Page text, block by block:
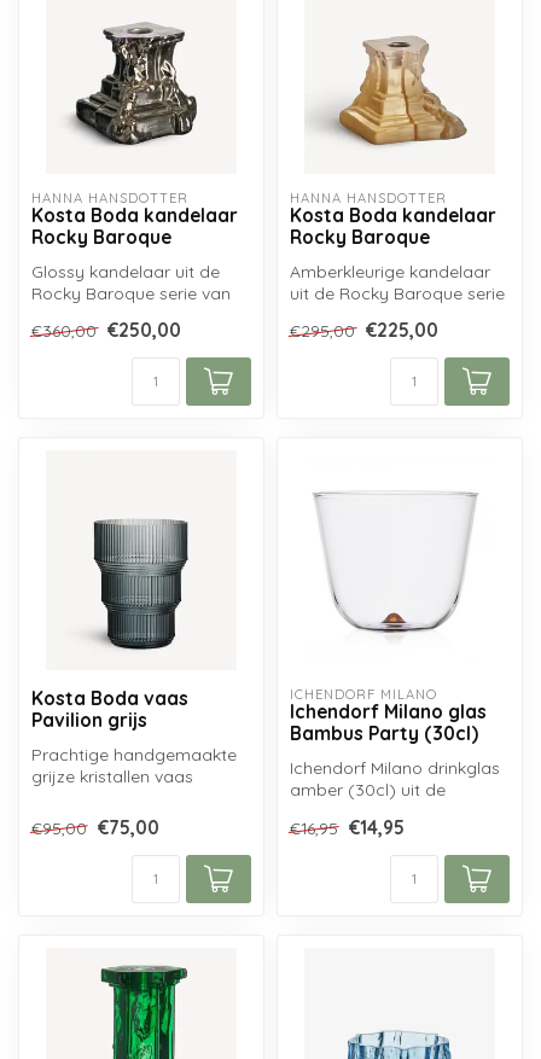
HANNA HANSDOTTER
Kosta Boda kandelaar
Rocky Baroque
Glossy kandelaar uit de
Rocky Baroque serie van
door Hanna...
€360,00 €250,00
HANNA HANSDOTTER
Kosta Boda kandelaar
Rocky Baroque
Amberkleurige kandelaar
uit de Rocky Baroque serie
ontworpen doo...
€295,00 €225,00
Kosta Boda vaas
Pavilion grijs
Prachtige handgemaakte
grijze kristallen vaas
Zweden...
€95,00 €75,00
ICHENDORF MILANO
Ichendorf Milano glas
Bambus Party (30cl)
Ichendorf Milano drinkglas
amber (30cl) uit de
ontwerp v...
€16,95 €14,95